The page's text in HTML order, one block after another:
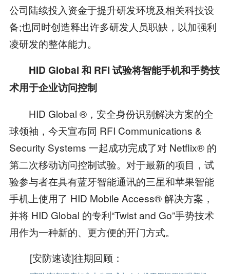
公司陆续投入资金于提升研发环境及相​​关科技设
备;也同时创造释出许多研发人员职缺，以加强利
凌研发的整体能力。
HID Global 和 RFI 试验将智能手机和手势技
术用于企业访问控制
HID Global ®，安全身份识别解决方案的全
球领袖，今天宣布同 RFI Communications &
Security Systems 一起成功完成了对 Netflix® 的
第二次移动访问控制试验。对于最新的项目，试
验参与者在具有蓝牙智能通讯的三星和苹果智能
手机上使用了 HID Mobile Access® 解决方案，
并将 HID Global 的专利“Twist and Go”手势技术
用作为一种新的、更方便的开门方式。
[安防速读]往期回顾：